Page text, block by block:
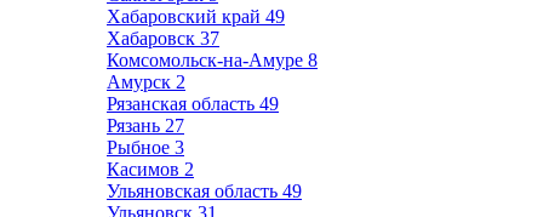
Хабаровский край 49
Хабаровск 37
Комсомольск-на-Амуре 8
Амурск 2
Рязанская область 49
Рязань 27
Рыбное 3
Касимов 2
Ульяновская область 49
Ульяновск 31